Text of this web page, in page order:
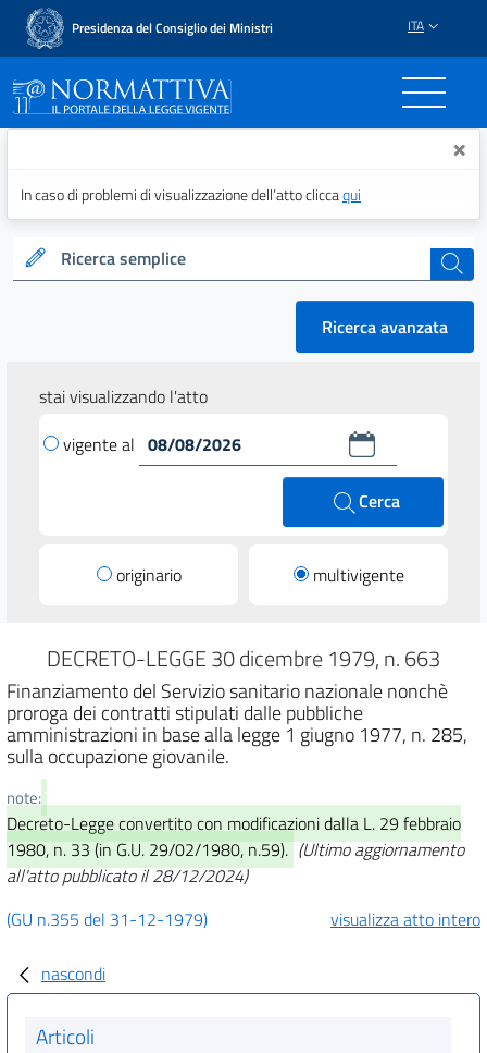
Presidenza del Consiglio dei Ministri ITA
Normattiva - Il portale ×
In caso di problemi di visualizzazione dell’atto cliccaqui
Ricerca semplice cerca
Ricerca avanzata
stai visualizzando l'atto
vigente al
Cerca
originario multivigente
DECRETO-LEGGE 30 dicembre 1979, n. 663
Finanziamento del Servizio sanitario nazionale nonchè
proroga dei contratti stipulati dalle pubbliche
amministrazioni in base alla legge 1 giugno 1977, n. 285,
sulla occupazione giovanile.
note:
Decreto-Legge convertito con modificazioni dalla L. 29 febbraio
1980, n. 33 (in G.U. 29/02/1980, n.59). (Ultimo aggiornamento
all'atto pubblicato il 28/12/2024)
(GU n.355 del 31-12-1979)
visualizza atto intero
nascondi
Articoli